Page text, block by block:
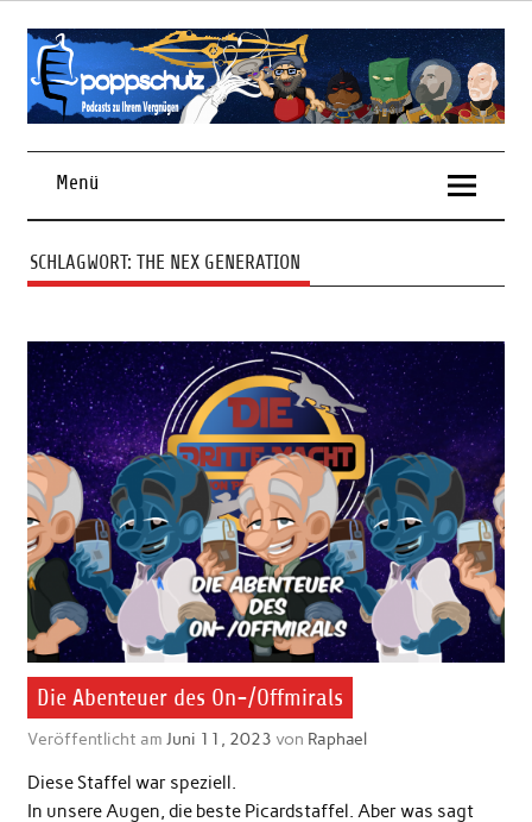
Skip
contentPodcasts zu Ihrem Vergnügen
Menü
SCHLAGWORT: THE NEX GENERATION
Die Abenteuer des On-/Offmirals
Veröffentlicht am Juni 11, 2023 von Raphael
Diese Staffel war speziell.
In unsere Augen, die beste Picardstaffel. Aber was sagt